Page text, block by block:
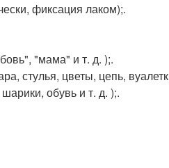
фиксация лаком);.
"мама" и т. д. );.
стулья, цветы, цепь,
обувь и т. д. );.